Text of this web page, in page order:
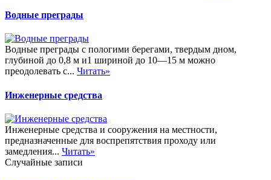
Водные преграды
Водные преграды с пологими берегами, твердым дном,
глубиной до 0,8 м и1 шириной до 10—15 м можно
преодолевать с... Читать»
Инженерные средства
Инженерные средства и сооружения на местности,
предназначенные для воспрепятствия проходу или
замедления... Читать»
Случайные записи